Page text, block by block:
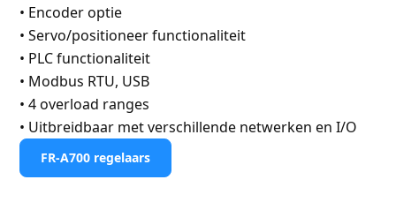
• Encoder optie
• Servo/positioneer functionaliteit
• PLC functionaliteit
• Modbus RTU, USB
• 4 overload ranges
• Uitbreidbaar met verschillende netwerken en I/O
FR-A700 regelaars